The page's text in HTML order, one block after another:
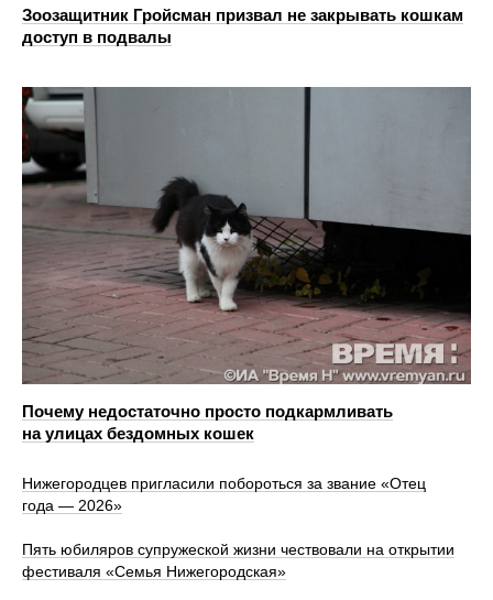
Зоозащитник Гройсман призвал не закрывать кошкам
доступ в подвалы
Почему недостаточно просто подкармливать
на улицах бездомных кошек
Нижегородцев пригласили побороться за звание «Отец
года — 2026»
Пять юбиляров супружеской жизни чествовали на открытии
фестиваля «Семья Нижегородская»